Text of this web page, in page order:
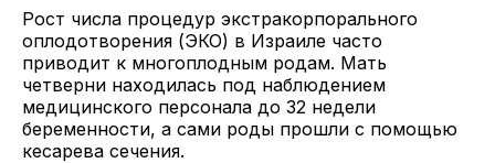
Рост числа процедур экстракорпорального
оплодотворения (ЭКО) в Израиле часто
приводит к многоплодным родам. Мать
четверни находилась под наблюдением
медицинского персонала до 32 недели
беременности, а сами роды прошли с помощью
кесарева сечения.